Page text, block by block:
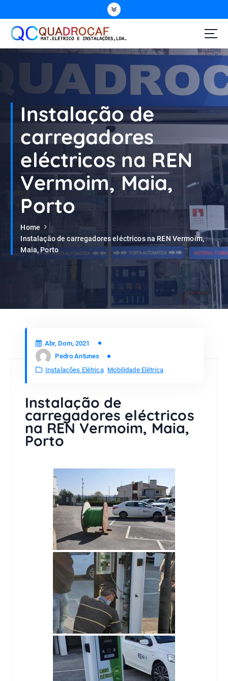
Instalação de
carregadores
eléctricos na REN
Vermoim, Maia,
Porto
Home
Instalação de carregadores eléctricos na REN Vermoim,
Maia, Porto
Abr, Dom, 2021
Pedro Antunes
Instalações Elétrica Mobilidade Elétrica
Instalação de
carregadores eléctricos
na REN Vermoim, Maia,
Porto